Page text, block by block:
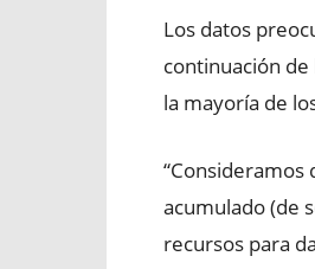
Los datos
continuación
la mayoría de
acumulado (de
recursos para